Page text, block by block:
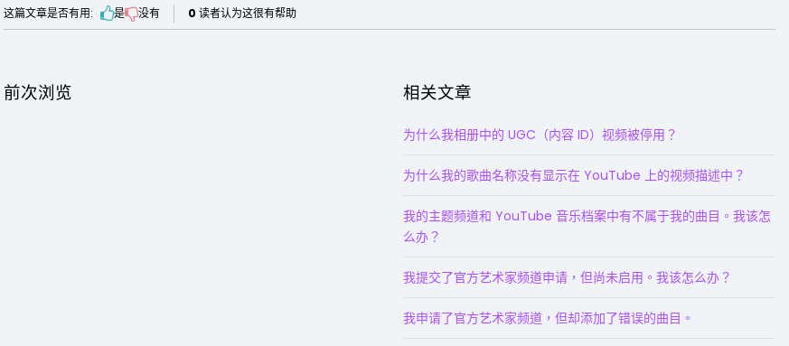
这篇文章是否有用: 是 没有 0 读者认为这很有帮助
前次浏览 相关文章
为什么我相册中的 UGC（内容 ID）视频被停用？
为什么我的歌曲名称没有显示在 YouTube 上的视频描述中？
我的主题频道和 YouTube 音乐档案中有不属于我的曲目。我该怎
么办？
我提交了官方艺术家频道申请，但尚未启用。我该怎么办？
我申请了官方艺术家频道，但却添加了错误的曲目。